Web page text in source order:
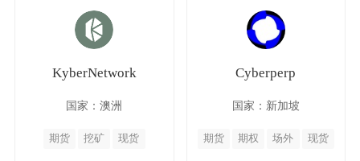
KyberNetwork
国家：澳洲
期货 挖矿 现货
Cyberperp
国家：新加坡
期货 期权 场外 现货